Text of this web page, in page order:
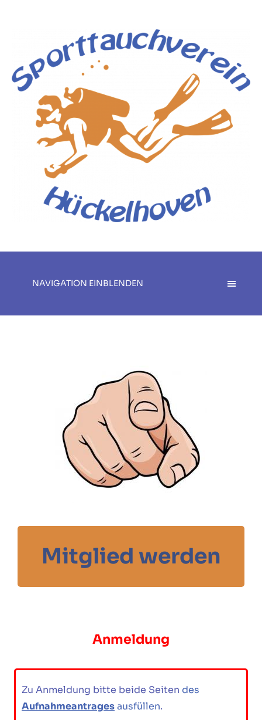
NAVIGATION EINBLENDEN
Mitglied werden
Anmeldung
Zu Anmeldung bitte beide Seiten des
Aufnahmeantragesausfüllen.